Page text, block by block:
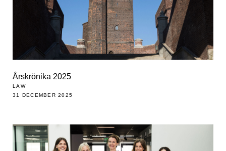
Årskrönika 2025
LAW
31 DECEMBER 2025